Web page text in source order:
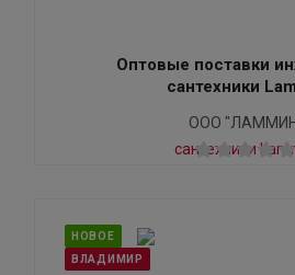
Оптовые поставки
сантехники
ООО
НОВОЕ
ВЛАДИМИР